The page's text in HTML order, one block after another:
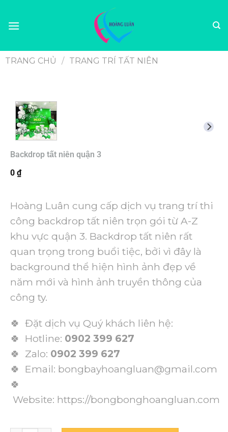
TRANG CHỦ / TRANG TRÍ TẤT NIÊN
Backdrop tất niên quận 3
0 ₫
Hoàng Luân cung cấp dịch vụ trang trí thi
công backdrop tất niên trọn gói từ A-Z
khu vực quận 3. Backdrop tất niên rất
quan trọng trong buổi tiệc, bởi vì đây là
background thể hiện hình ảnh đẹp về
năm mới và hình ảnh truyền thông của
công ty.
🍀 Đặt dịch vụ Quý khách liên hệ:
🍀 Hotline: 0902 399 627
🍀 Zalo: 0902 399 627
🍀 Email: bongbayhoangluan@gmail.com
🍀
Website: https://bongbonghoangluan.com